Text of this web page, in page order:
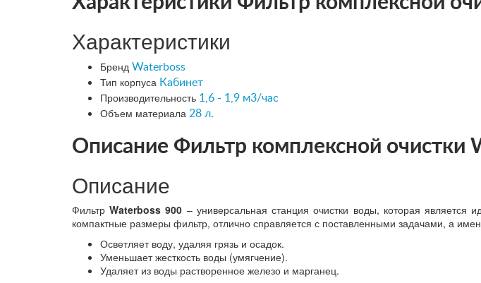
Характеристики
Бренд Waterboss
Тип корпуса Кабинет
Производительность 1,6 - 1,9 м3/час
Объем материала 28 л.
Описание Фильтр комплексной очистки
Описание
ФильтрWaterboss 900 – универсальная станция очистки воды, которая
компактные размеры фильтр, отлично справляется с поставленными задачами, а
Осветляет воду, удаляя грязь и осадок.
Уменьшает жесткость воды (умягчение).
Удаляет из воды растворенное железо и марганец.